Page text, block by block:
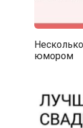
юмором